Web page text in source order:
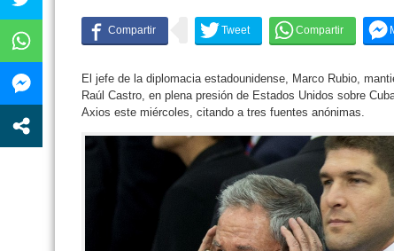
El jefe de la diplomacia estadounidense, Marco Rubio,
Raúl Castro, en plena presión de Estados Unidos sobre
Axios este miércoles, citando a tres fuentes anónimas.